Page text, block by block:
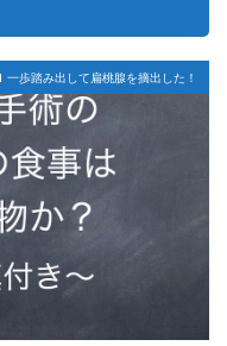
一歩踏み出して扁桃腺を摘出した！